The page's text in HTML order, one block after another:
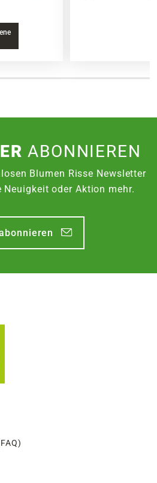
ABONNIEREN
Blumen Risse Newsletter
Neuigkeit oder Aktion mehr.